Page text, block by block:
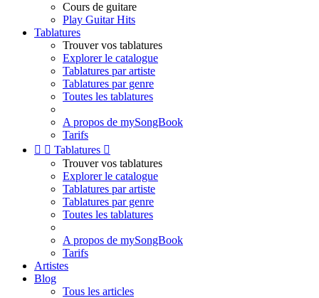
Cours de guitare
Play Guitar Hits
Tablatures
Trouver vos tablatures
Explorer le catalogue
Tablatures par artiste
Tablatures par genre
Toutes les tablatures
A propos de mySongBook
Tarifs
  Tablatures 
Trouver vos tablatures
Explorer le catalogue
Tablatures par artiste
Tablatures par genre
Toutes les tablatures
A propos de mySongBook
Tarifs
Artistes
Blog
Tous les articles